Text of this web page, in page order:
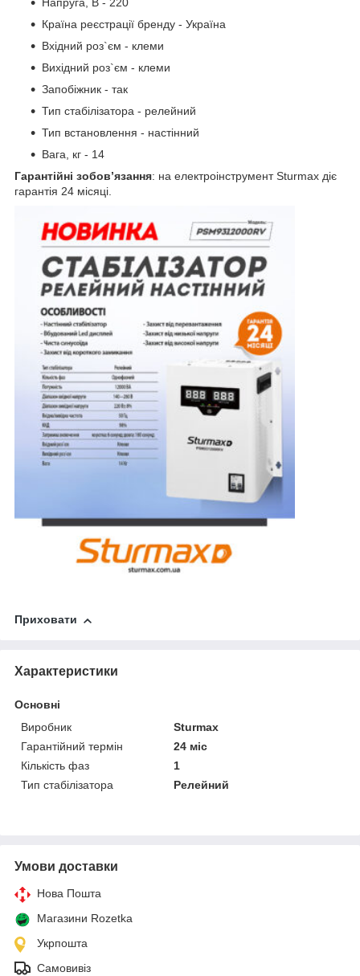
Напруга, В - 220
Країна реєстрації бренду - Україна
Вхідний роз`єм - клеми
Вихідний роз`єм - клеми
Запобіжник - так
Тип стабілізатора - релейний
Тип встановлення - настінний
Вага, кг - 14
Гарантійні зобов’язання: на електроінструмент Sturmax діє
гарантія 24 місяці.
Приховати
Характеристики
Основні
Виробник
Sturmax
Гарантійний термін
24 міс
Кількість фаз
1
Тип стабілізатора
Релейний
Умови доставки
Нова Пошта
Магазини Rozetka
Укрпошта
Самовивіз